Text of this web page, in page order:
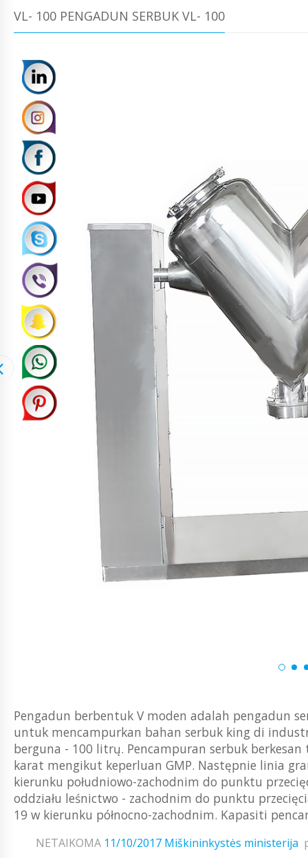
VL- 100 PENGADUN SERBUK VL- 100
Pengadun berbentuk V moden adalah pengadun
untuk mencampurkan bahan serbuk king di
berguna - 100 litrų. Pencampuran serbuk
karat mengikut keperluan GMP. Następnie linia
kierunku południowo-zachodnim do punktu
oddziału leśnictwo - zachodnim do punktu
19 w kierunku północno-zachodnim. Kapasiti
NETAIKOMA 11/10/2017 Miškininkystės ministerija